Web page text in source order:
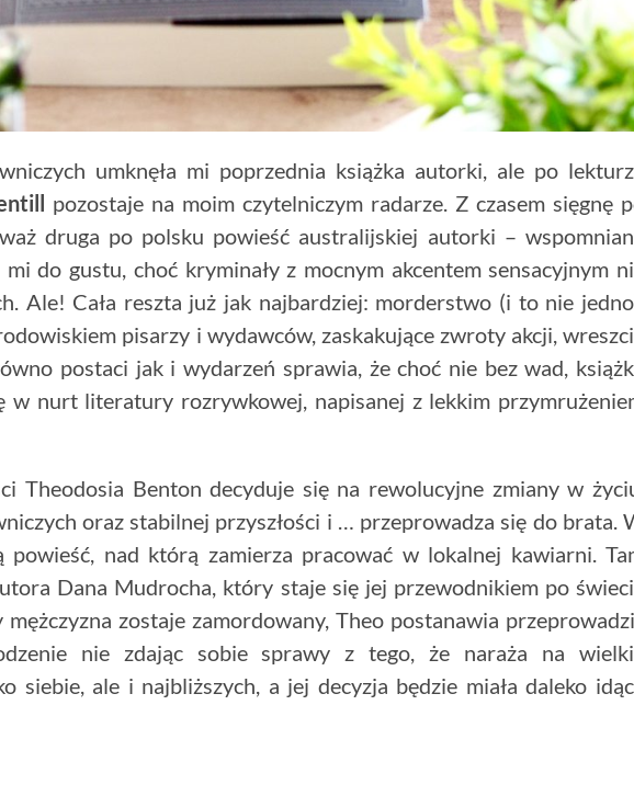
umknęła mi poprzednia książka autorki, ale po
pozostaje na moim czytelniczym radarze. Z czasem sięgnę
druga po polsku powieść australijskiej autorki –
do gustu, choć kryminały z mocnym akcentem sensacyjnym
Ale! Cała reszta już jak najbardziej: morderstwo (i to nie
pisarzy i wydawców, zaskakujące zwroty akcji,
postaci jak i wydarzeń sprawia, że choć nie bez wad,
w nurt literatury rozrywkowej, napisanej z lekkim
Theodosia Benton decyduje się na rewolucyjne zmiany w
oraz stabilnej przyszłości i … przeprowadza się do brata.
powieść, nad którą zamierza pracować w lokalnej kawiarni.
Dana Mudrocha, który staje się jej przewodnikiem po
zostaje zamordowany, Theo postanawia
nie zdając sobie sprawy z tego, że naraża na
siebie, ale i najbliższych, a jej decyzja będzie miała daleko